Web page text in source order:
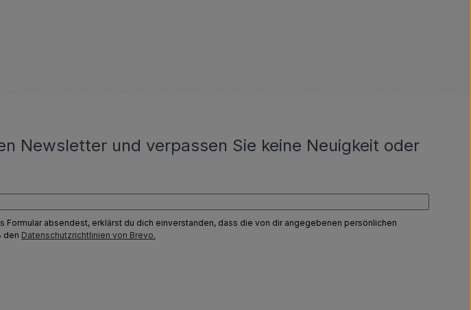
Newsletter und verpassen Sie keine Neuigkeit oder
absendest, erklärst du dich einverstanden, dass die von dir angegebenen persönlichen
den Datenschutzrichtlinien von Brevo.